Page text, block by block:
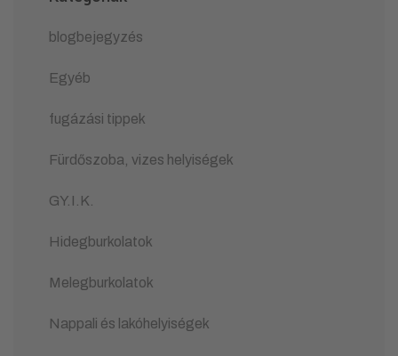
blogbejegyzés
Egyéb
fugázási tippek
Fürdőszoba, vizes helyiségek
GY.I.K.
Hidegburkolatok
Melegburkolatok
Nappali és lakóhelyiségek